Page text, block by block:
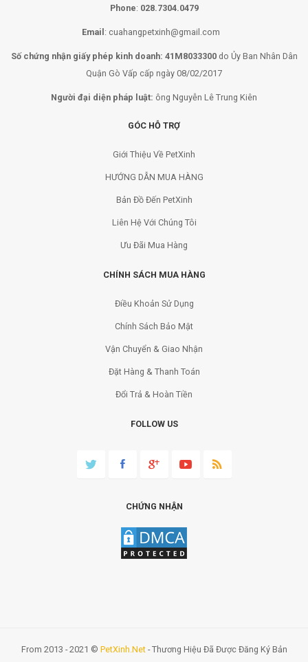
Phone: 028.7304.0479
Email: cuahangpetxinh@gmail.com
Số chứng nhận giấy phép kinh doanh: 41M8033300do Ủy Ban Nhân Dân
Quận Gò Vấp cấp ngày 08/02/2017
Người đại diện pháp luật: ông Nguyễn Lê Trung Kiên
GÓC HỖ TRỢ
Giới Thiệu Về PetXinh
HƯỚNG DẪN MUA HÀNG
Bản Đồ Đến PetXinh
Liên Hệ Với Chúng Tôi
Ưu Đãi Mua Hàng
CHÍNH SÁCH MUA HÀNG
Điều Khoản Sử Dụng
Chính Sách Bảo Mật
Vận Chuyển & Giao Nhận
Đặt Hàng & Thanh Toán
Đổi Trả & Hoàn Tiền
FOLLOW US
CHỨNG NHẬN
From 2013 - 2021 © PetXinh.net- Thương Hiệu Đã Được Đăng Ký Bản